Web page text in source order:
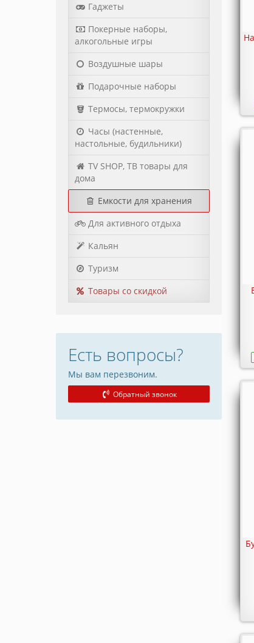
Гаджеты
Покерные наборы,
алкогольные игры
Воздушные шары
Подарочные наборы
Термосы, термокружки
Часы (настенные,
настольные, будильники)
TV SHOP, ТВ товары для
дома
Емкости для хранения
Для активного отдыха
Кальян
Туризм
Товары со скидкой
Есть вопросы?
Мы вам перезвоним.
Обратный звонок